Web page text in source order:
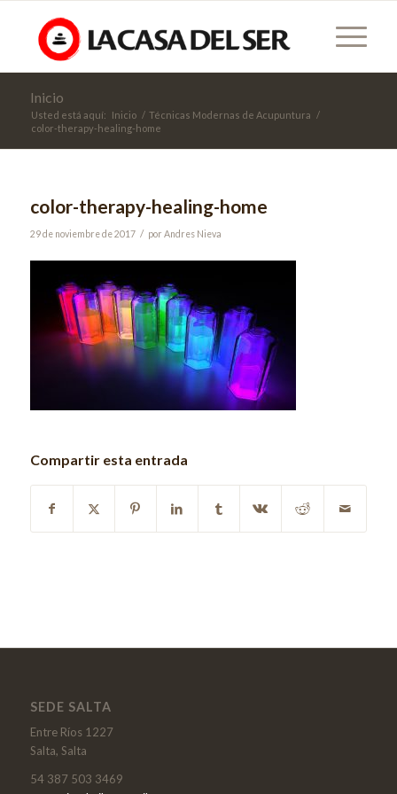
Inicio
Usted está aquí: Inicio / Técnicas Modernas de Acupuntura /
color-therapy-healing-home
color-therapy-healing-home
29 de noviembre de 2017 / por Andres Nieva
Compartir esta entrada
SEDE SALTA
Entre Ríos 1227
Salta, Salta
54 387 503 3469